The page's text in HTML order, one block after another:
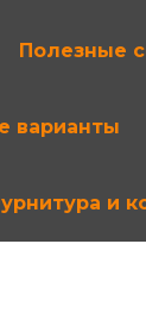
Полезные
варианты
и